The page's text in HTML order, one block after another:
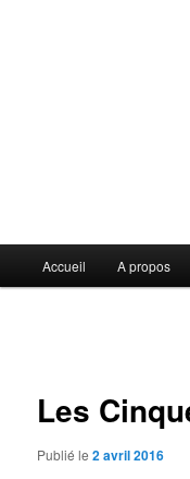
principal
Accueil A propos
Les
Publié le2 avril 2016